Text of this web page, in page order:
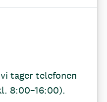
tager telefonen
8:00–16:00).